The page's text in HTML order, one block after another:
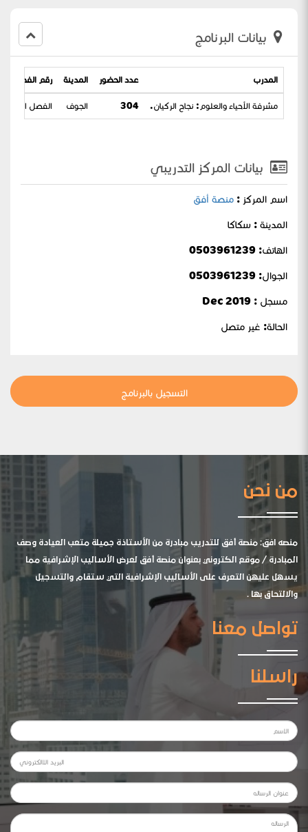
بيانات البرنامج
المدرب عدد الحضور المدينة رقم الفصل
مشرفة الأحياء والعلوم: نجاح الركيان. 304 الجوف الفصل
بيانات المركز التدريبي
اسم المركز : منصة أفق
المدينة : سكاكا
الهاتف: 0503961239
الجوال:
مسجل : Dec 2019
الحالة: غير متصل
التسجيل بالبرنامج
من نحن
منصه افق: منصة أفق للتدريب مبادرة من الأستاذة جميلة متعب العيادة وصف
المبادرة / موقع الكتروني بعنوان منصة أفق لعرض الأساليب الإشرافية مما
يسهل عليهن التعرف على الأساليب الإشرافية التي ستقام والتسجيل
والالتحاق بها .
تواصل معنا
راسلنا